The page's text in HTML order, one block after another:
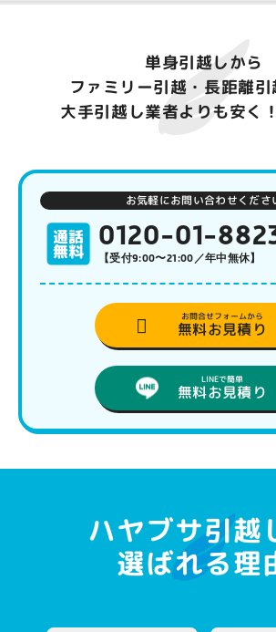
単身引越しから
ファミリー引越・長距離引
大手引越し業者よりも安く
お気軽にお問い合わせくださ
0120-01-
【受付9:00〜21:00／年中無休】
お問合せフォームから
無料お見積り
LINEで簡単
無料お見積り
ハヤブサ引越
選ばれる理